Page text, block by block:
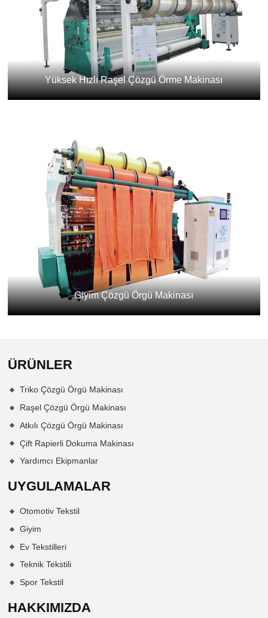
Yüksek Hızlı Raşel Çözgü Örme Makinası
Giyim Çözgü Örgü Makinası
ÜRÜNLER
Triko Çözgü Örgü Makinası
Raşel Çözgü Örgü Makinası
Atkılı Çözgü Örgü Makinası
Çift Rapierli Dokuma Makinası
Yardımcı Ekipmanlar
UYGULAMALAR
Otomotiv Tekstil
Giyim
Ev Tekstilleri
Teknik Tekstili
Spor Tekstil
HAKKIMIZDA